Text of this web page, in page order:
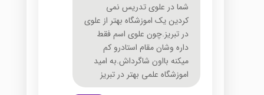
شما در علوی تدریس نمی
کردین یک اموزشگاه بهتر از علوی
در تبریز.چون علوی اسم فقط
داره وشان مقام استادرو کم
میکنه بااون شاگرداش.به امید
اموزشگاه علمی بهتر در تبریز